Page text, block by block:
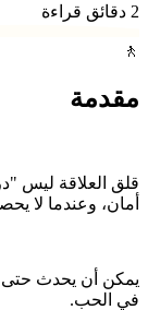
2 دقائق قراءة
🚶
مقدمة
قلق العلاقة ليس
أمان، وعندما لا
يمكن أن يحدث حتى
في الحب.